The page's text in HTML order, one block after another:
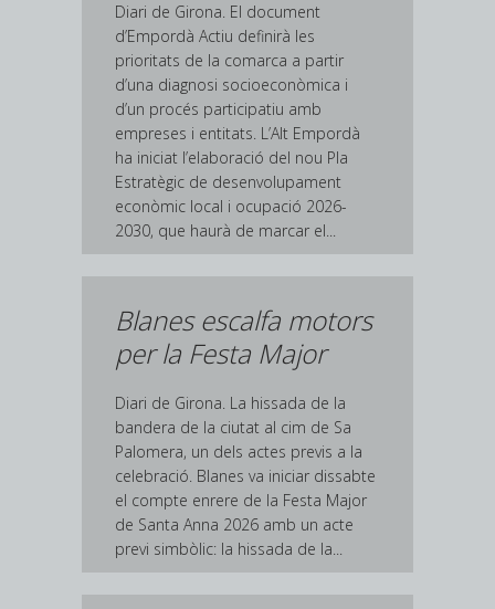
Diari de Girona. El document
d’Empordà Actiu definirà les
prioritats de la comarca a partir
d’una diagnosi socioeconòmica i
d’un procés participatiu amb
empreses i entitats. L’Alt Empordà
ha iniciat l’elaboració del nou Pla
Estratègic de desenvolupament
econòmic local i ocupació 2026-
2030, que haurà de marcar el...
Blanes escalfa motors
per la Festa Major
Diari de Girona. La hissada de la
bandera de la ciutat al cim de Sa
Palomera, un dels actes previs a la
celebració. Blanes va iniciar dissabte
el compte enrere de la Festa Major
de Santa Anna 2026 amb un acte
previ simbòlic: la hissada de la...